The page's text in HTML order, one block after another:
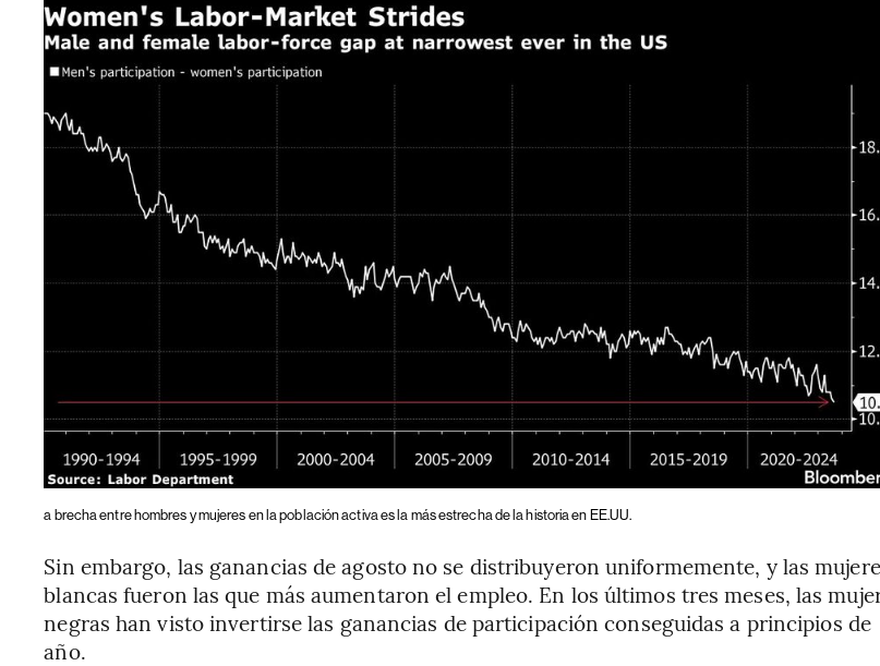
a brecha entre hombres y mujeres en la población activa es la más estrecha de la historia en EE.UU.
Sin embargo, las ganancias de agosto no se distribuyeron uniformemente, y las
blancas fueron las que más aumentaron el empleo. En los últimos tres meses, las
negras han visto invertirse las ganancias de participación conseguidas a principios de
año.